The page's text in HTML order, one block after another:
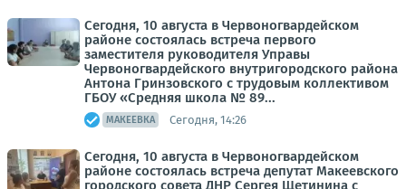
Сегодня, 10 августа в Червоногвардейском
районе состоялась встреча первого
заместителя руководителя Управы
Червоногвардейского внутригородского района
Антона Гринзовского с трудовым коллективом
ГБОУ «Средняя школа № 89...
МАКЕЕВКА Сегодня, 14:26
Сегодня, 10 августа в Червоногвардейском
районе состоялась встреча депутат Макеевского
городского совета ДНР Сергея Щетинина с